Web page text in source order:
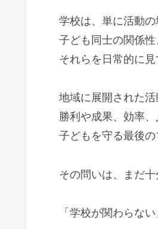
学校は、単に活動の
子ども同士の関係性
それらを日常的に見
地域に展開された活
勝利や成果、効率、
子どもを守る最後の
その問いは、まだ十
「学校が関わらな